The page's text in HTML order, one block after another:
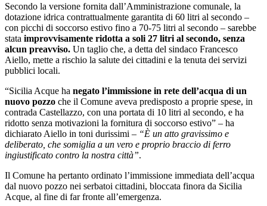
Secondo la versione fornita dall’Amministrazione comunale, la
dotazione idrica contrattualmente garantita di 60 litri al secondo –
con picchi di soccorso estivo fino a 70-75 litri al secondo – sarebbe
stata improvvisamente ridotta a soli 27 litri al secondo, senza
alcun preavviso. Un taglio che, a detta del sindaco Francesco
Aiello, mette a rischio la salute dei cittadini e la tenuta dei servizi
pubblici locali.
“Sicilia Acque ha negato l’immissione in rete dell’acqua di un
nuovo pozzo che il Comune aveva predisposto a proprie spese, in
contrada Castellazzo, con una portata di 10 litri al secondo, e ha
ridotto senza motivazioni la fornitura di soccorso estivo” – ha
dichiarato Aiello in toni durissimi – “È un atto gravissimo e
deliberato, che somiglia a un vero e proprio braccio di ferro
ingiustificato contro la nostra città”.
Il Comune ha pertanto ordinato l’immissione immediata dell’acqua
dal nuovo pozzo nei serbatoi cittadini, bloccata finora da Sicilia
Acque, al fine di far fronte all’emergenza.